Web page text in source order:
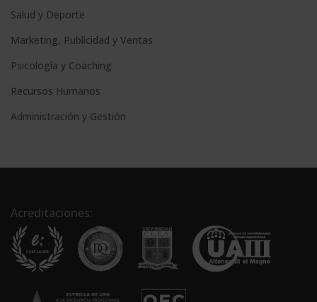
Salud y Deporte
Marketing, Publicidad y Ventas
Psicología y Coaching
Recursos Humanos
Administración y Gestión
Acreditaciones: